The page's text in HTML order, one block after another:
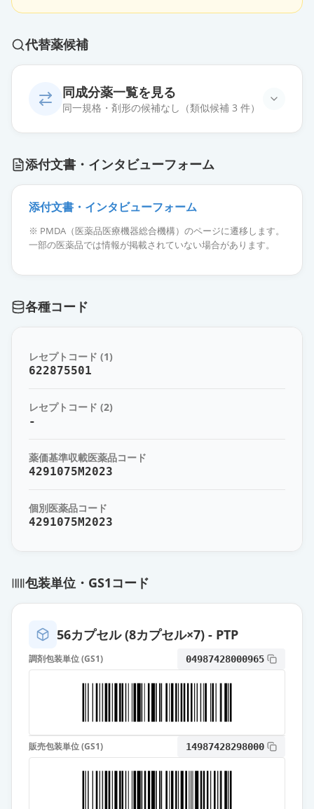
代替薬候補
同成分薬一覧を見る
同一規格・剤形の候補なし（類似候補 3 件）
レットヴィモ錠80mg
薬価 7717.40 円
通常出荷
レットヴィモカプセル40mg
添付文書・インタビューフォーム
添付文書・インタビューフォーム
※ PMDA（医薬品医療機器総合機構）のページに遷移します。
一部の医薬品では情報が掲載されていない場合があります。
各種コード
レセプトコード (1)
622875501
レセプトコード (2)
-
薬価基準収載医薬品コード
4291075M2023
個別医薬品コード
4291075M2023
包装単位・GS1コード
56カプセル (8カプセル×7) - PTP
調剤包装単位 (GS1) 04987428000965
販売包装単位 (GS1) 14987428298000